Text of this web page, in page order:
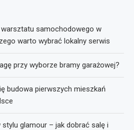
samochodowego w
warto wybrać lokalny serwis
przy wyborze bramy garażowej?
budowa pierwszych mieszkań
glamour – jak dobrać salę i